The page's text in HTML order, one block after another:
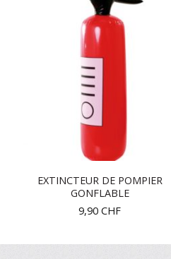
EXTINCTEUR DE POMPIER
GONFLABLE
9,90 CHF